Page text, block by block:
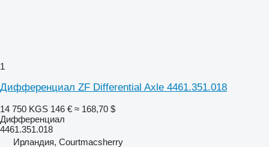
1
Дифференциал ZF Differential Axle 4461.351.018
14 750 KGS 146 € ≈ 168,70 $
Дифференциал
4461.351.018
Ирландия, Courtmacsherry